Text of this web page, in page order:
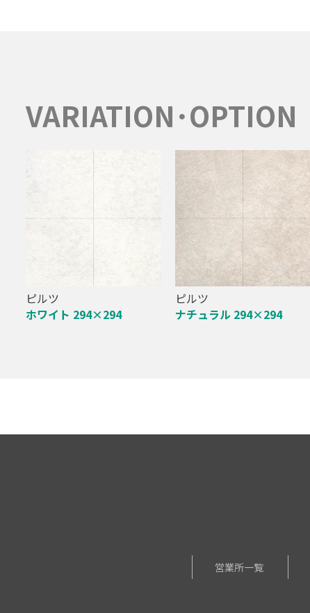
VARIATION･OPTION
ピルツ
ホワイト 294×294
ピルツ
ナチュラル 294×294
営業所一覧